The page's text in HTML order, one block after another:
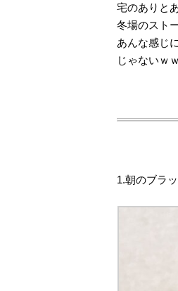
宅のありと
冬場のスト
あんな感じ
じゃないｗ
1.朝のブラ